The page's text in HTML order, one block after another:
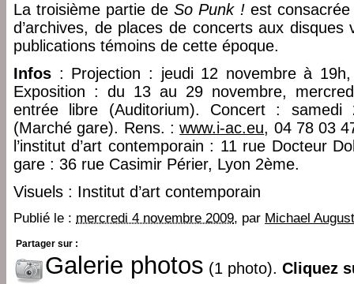
La troisième partie deSo Punk !est consacrée
d’archives, de places de concerts aux
publications témoins de cette époque.
Infos : Projection : jeudi 12 novembre à
Exposition : du 13 au 29 novembre,
entrée libre (Auditorium). Concert :
(Marché gare). Rens. :www.i-ac.eu, 04 78 03
l’institut d’art contemporain : 11 rue Docteur
gare : 36 rue Casimir Périer, Lyon 2ème.
Visuels : Institut d’art contemporain
Publié le : mercredi 4 novembre 2009, par Michael
Partager sur :
Galerie photos (1 photo). Cliquez